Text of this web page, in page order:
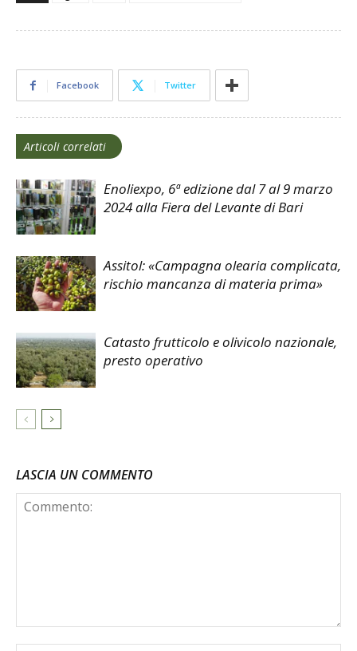
Facebook Twitter
Articoli correlati
Enoliexpo, 6ª edizione dal 7 al 9 marzo
2024 alla Fiera del Levante di Bari
Assitol: «Campagna olearia complicata,
rischio mancanza di materia prima»
Catasto frutticolo e olivicolo nazionale,
presto operativo
LASCIA UN COMMENTO